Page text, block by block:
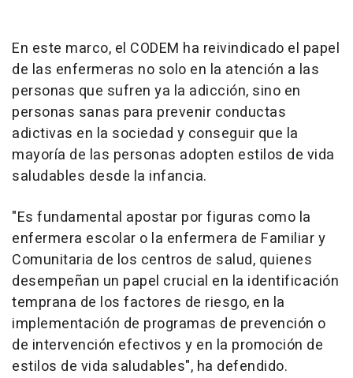
En este marco, el CODEM ha reivindicado el papel
de las enfermeras no solo en la atención a las
personas que sufren ya la adicción, sino en
personas sanas para prevenir conductas
adictivas en la sociedad y conseguir que la
mayoría de las personas adopten estilos de vida
saludables desde la infancia.
"Es fundamental apostar por figuras como la
enfermera escolar o la enfermera de Familiar y
Comunitaria de los centros de salud, quienes
desempeñan un papel crucial en la identificación
temprana de los factores de riesgo, en la
implementación de programas de prevención o
de intervención efectivos y en la promoción de
estilos de vida saludables", ha defendido.